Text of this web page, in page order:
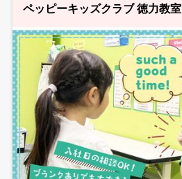
ペッピーキッズクラブ 徳力教室